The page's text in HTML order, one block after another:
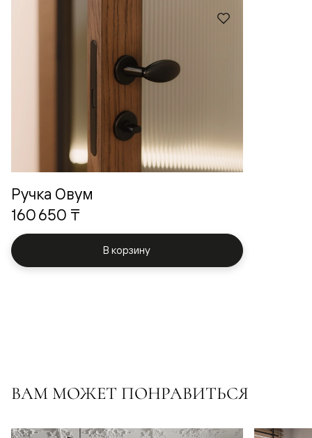
Ручка Овум
160 650 ₸
В корзину
ВАМ МОЖЕТ ПОНРАВИТЬСЯ